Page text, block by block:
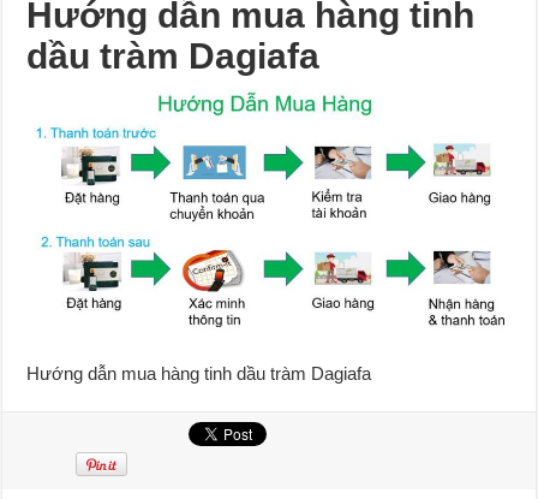
Hướng dẫn mua hàng tinh
dầu tràm Dagiafa
Hướng dẫn mua hàng tinh dầu tràm Dagiafa